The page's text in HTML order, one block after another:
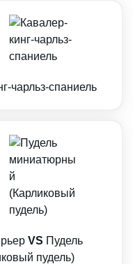
чарльз-спаниель
VS Пудель
пудель)